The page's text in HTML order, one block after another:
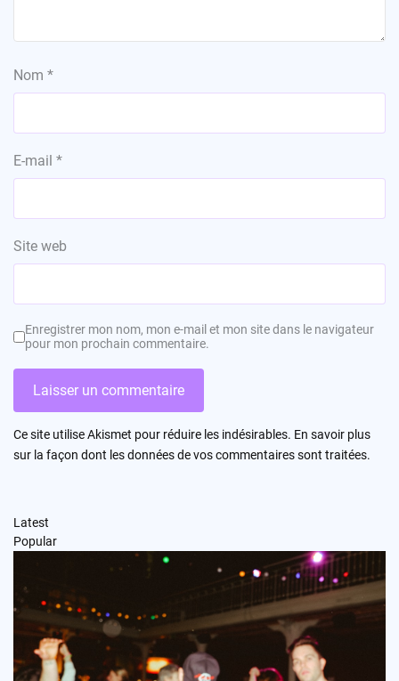
Nom *
E-mail *
Site web
Enregistrer mon nom, mon e-mail et mon site dans le navigateur
pour mon prochain commentaire.
Ce site utilise Akismet pour réduire les indésirables. En savoir plus
sur la façon dont les données de vos commentaires sont traitées.
Latest
Popular